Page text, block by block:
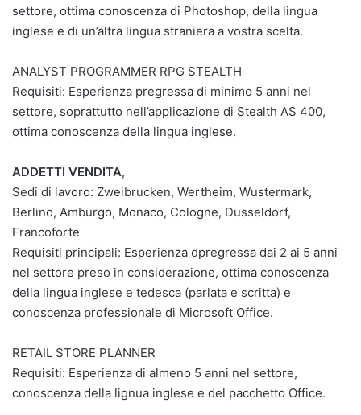
settore, ottima conoscenza di Photoshop, della lingua
inglese e di un’altra lingua straniera a vostra scelta.
ANALYST PROGRAMMER RPG STEALTH
Requisiti: Esperienza pregressa di minimo 5 anni nel
settore, soprattutto nell’applicazione di Stealth AS 400,
ottima conoscenza della lingua inglese.
ADDETTI VENDITA,
Sedi di lavoro: Zweibrucken, Wertheim, Wustermark,
Berlino, Amburgo, Monaco, Cologne, Dusseldorf,
Francoforte
Requisiti principali: Esperienza dpregressa dai 2 ai 5 anni
nel settore preso in considerazione, ottima conoscenza
della lingua inglese e tedesca (parlata e scritta) e
conoscenza professionale di Microsoft Office.
RETAIL STORE PLANNER
Requisiti: Esperienza di almeno 5 anni nel settore,
conoscenza della lignua inglese e del pacchetto Office.